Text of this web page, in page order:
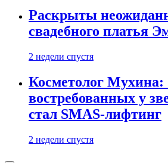
Раскрыты
свадебного платья
2 недели спустя
Косметолог Мухина:
востребованных у
стал SMAS-лифтинг
2 недели спустя